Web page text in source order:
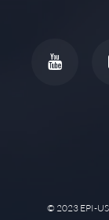
© 2023 EPI-